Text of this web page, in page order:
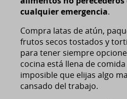
cualquier emergencia.
Compra latas de atún,
frutos secos tostados y
para tener siempre
cocina está llena de
imposible que elijas algo
cansado del trabajo.